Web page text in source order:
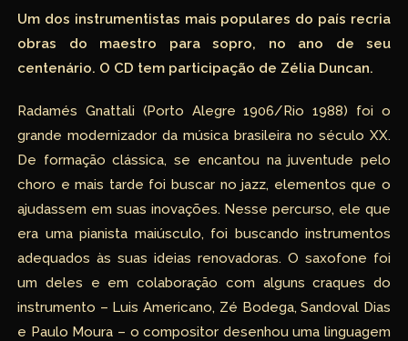
Um dos instrumentistas mais populares do país recria
obras
do maestro para sopro, no ano de seu
centenário. O CD tem participação de Zélia Duncan.
Radamés Gnattali (Porto Alegre 1906/Rio 1988) foi o
grande modernizador da música brasileira no século XX.
De formação clássica, se encantou na juventude pelo
choro e mais tarde foi buscar no jazz, elementos que o
ajudassem em suas inovações. Nesse percurso, ele que
era uma pianista maiúsculo, foi buscando instrumentos
adequados às suas ideias renovadoras. O saxofone foi
um deles e em colaboração com alguns craques do
instrumento – Luis Americano, Zé Bodega, Sandoval Dias
e Paulo Moura – o compositor desenhou uma linguagem